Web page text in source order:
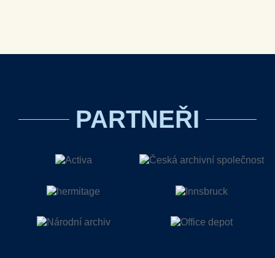
PARTNEŘI